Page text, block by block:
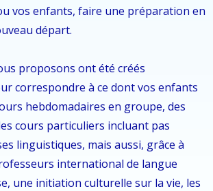
vos enfants, faire une préparation en
départ.
proposons ont été créés
correspondre à ce dont vos enfants
hebdomadaires en groupe, des
cours particuliers incluant pas
linguistiques, mais aussi, grâce à
international de langue
une initiation culturelle sur la vie, les